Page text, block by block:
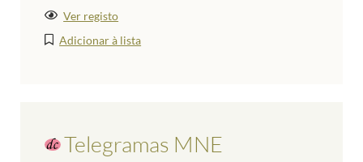
Ver registo
Adicionar à lista
Telegramas MNE